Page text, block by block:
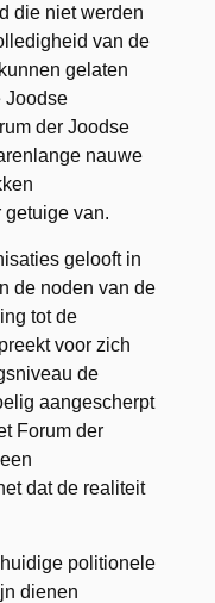
die niet werden
van de
gelaten
Joodse
der Joodse
nauwe
van.
gelooft in
de noden van de
tot de
voor zich
de
aangescherpt
Forum der
dat de realiteit
politionele
dienen